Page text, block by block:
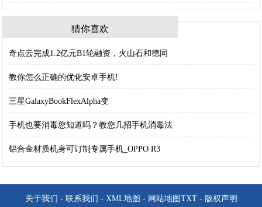
猜你喜欢
奇点云完成1.2亿元B1轮融资，火山石和德同
教你怎么正确的优化安卓手机!
三星GalaxyBookFlexAlpha变
手机也要消毒您知道吗？教您几招手机消毒法
铝合金材质机身可订制专属手机_OPPO R3
关于我们 - 联系我们 - XML地图 - 网站地图 TXT- 版权声明